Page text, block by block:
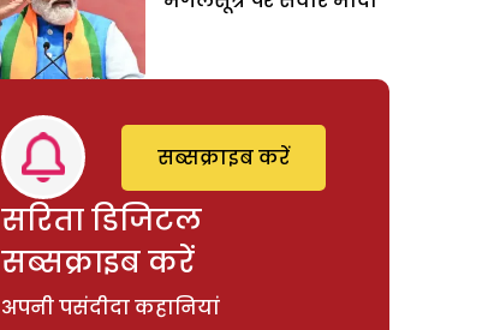
सरिता डिजिटल
सब्सक्राइब करें
अपनी पसंदीदा कहानियां
सब्सक्राइब करें